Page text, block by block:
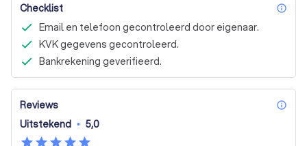
Checklist
Email en telefoon gecontroleerd door eigenaar.
KVK gegevens gecontroleerd.
Bankrekening geverifieerd.
Reviews
Uitstekend • 5,0